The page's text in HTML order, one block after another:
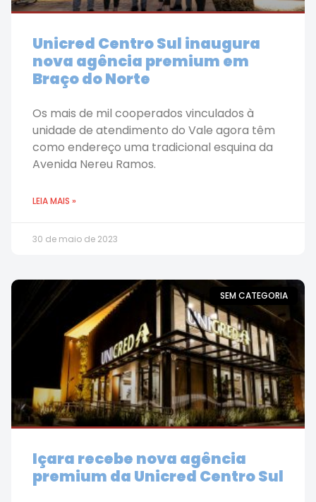
Unicred Centro Sul inaugura
nova agência premium em
Braço do Norte
Os mais de mil cooperados vinculados à
unidade de atendimento do Vale agora têm
como endereço uma tradicional esquina da
Avenida Nereu Ramos.
LEIA MAIS »
30 de maio de 2023
SEM CATEGORIA
Içara recebe nova agência
premium da Unicred Centro Sul